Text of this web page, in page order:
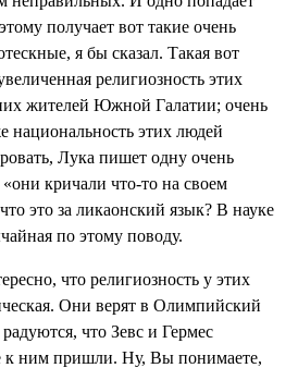
получает вот такие очень
я бы сказал. Такая вот
религиозность этих
жителей Южной Галатии; очень
национальность этих людей
Лука пишет одну очень
кричали что-то на своем
это за ликаонский язык? В науке
по этому поводу.
что религиозность у этих
Они верят в Олимпийский
что Зевс и Гермес
к ним пришли. Ну, Вы понимаете,